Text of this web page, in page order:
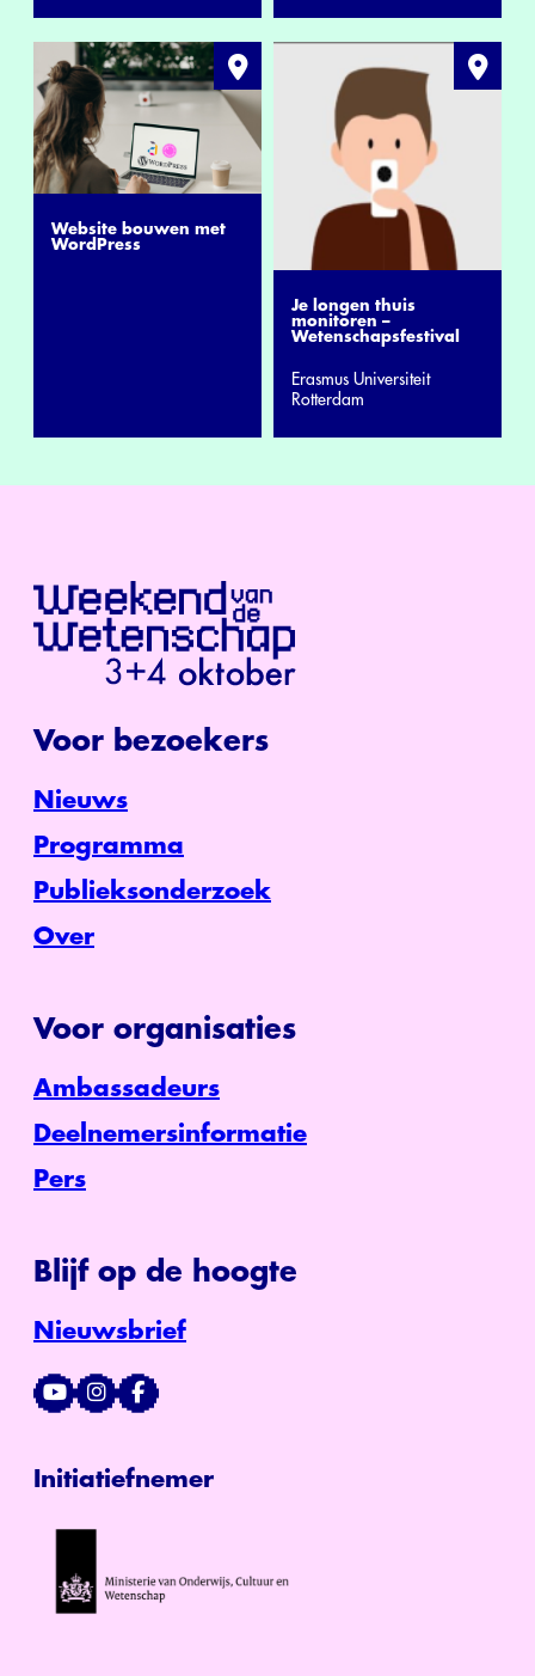
Website bouwen met
WordPress
Je longen thuis
monitoren –
Wetenschapsfestival
Erasmus Universiteit
Rotterdam
Voor bezoekers
Nieuws
Programma
Publieksonderzoek
Over
Voor organisaties
Ambassadeurs
Deelnemersinformatie
Pers
Blijf op de hoogte
Nieuwsbrief
Initiatiefnemer